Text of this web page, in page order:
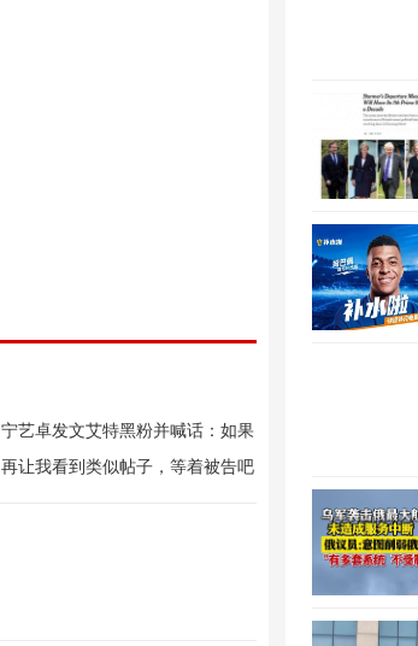
宁艺卓发文艾特黑粉并喊话：如果
再让我看到类似帖子，等着被告吧